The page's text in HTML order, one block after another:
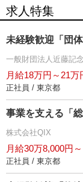
求人特集
未経験歓迎「団
一般財団法人近藤記
月給18万円～21万
正社員 / 東京都
事業を支える「総
株式会社QIX
月給30万8,000円～
正社員 / 東京都